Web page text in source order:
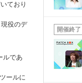
ており
役のデ
ルであ
ールに
開催終了